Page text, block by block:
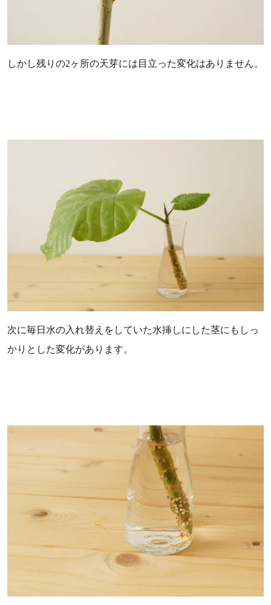
しかし残りの2ヶ所の天芽には目立った変化はありません。
次に毎日水の入れ替えをしていた水挿しにした茎にもしっ
かりとした変化があります。